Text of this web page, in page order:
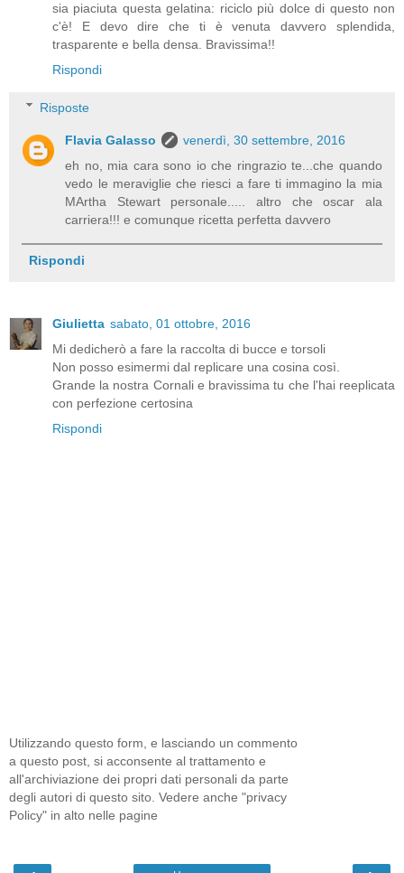
sia piaciuta questa gelatina: riciclo più dolce di questo non
c'è! E devo dire che ti è venuta davvero splendida,
trasparente e bella densa. Bravissima!!
Rispondi
Risposte
Flavia Galasso
venerdì, 30 settembre, 2016
eh no, mia cara sono io che ringrazio te...che quando
vedo le meraviglie che riesci a fare ti immagino la mia
MArtha Stewart personale..... altro che oscar ala
carriera!!! e comunque ricetta perfetta davvero
Rispondi
Giulietta sabato, 01 ottobre, 2016
Mi dedicherò a fare la raccolta di bucce e torsoli
Non posso esimermi dal replicare una cosina così.
Grande la nostra Cornali e bravissima tu che l'hai reeplicata
con perfezione certosina
Rispondi
Utilizzando questo form, e lasciando un commento
a questo post, si acconsente al trattamento e
all'archiviazione dei propri dati personali da parte
degli autori di questo sito. Vedere anche "privacy
Policy" in alto nelle pagine